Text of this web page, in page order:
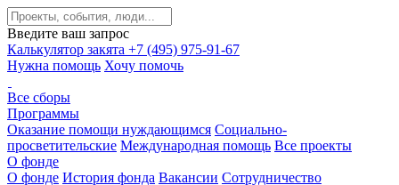
Введите ваш запрос
Калькулятор закята +7 (495) 975-91-67
Нужна помощь Хочу помочь
Все сборы
Программы
Оказание помощи нуждающимся Социально-
просветительские Международная помощь Все проекты
О фонде
О фонде История фонда Вакансии Сотрудничество